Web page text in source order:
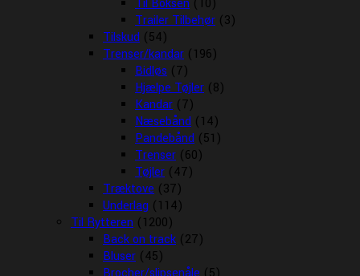
Til Boksen (10)
Trailer Tilbehør (3)
Tilskud (54)
Trenser/kandar (196)
Bidløs (7)
Hjælpe Tøjler (8)
Kandar (7)
Næsebånd (14)
Pandebånd (51)
Trenser (60)
Tøjler (47)
Træktove (37)
Underlag (114)
Til Rytteren (1200)
Back on track (27)
Bluser (45)